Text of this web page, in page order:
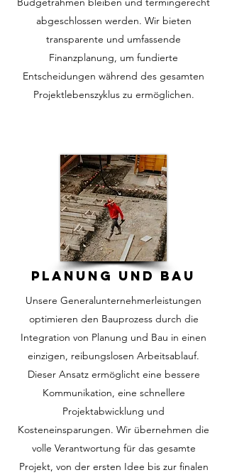
abgeschlossen werden. Wir bieten
transparente und umfassende
Finanzplanung, um fundierte
Entscheidungen während des gesamten
Projektlebenszyklus zu ermöglichen.
Planung und Bau
Unsere Generalunternehmerleistungen
optimieren den Bauprozess durch die
Integration von Planung und Bau in einen
einzigen, reibungslosen Arbeitsablauf.
Dieser Ansatz ermöglicht eine bessere
Kommunikation, eine schnellere
Projektabwicklung und
Kosteneinsparungen. Wir übernehmen die
volle Verantwortung für das gesamte
Projekt, von der ersten Idee bis zur finalen